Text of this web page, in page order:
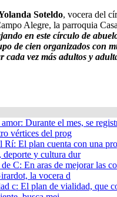
Soteldo, vocera del
Alegre, la parroquia
en este círculo de
de cien organizados con
cada vez más adultos y
: Durante el mes, se
vértices del prog
Rí: El plan cuenta con una
deporte y cultura dur
C: En aras de mejorar las
la vocera d
c: El plan de vialidad, que